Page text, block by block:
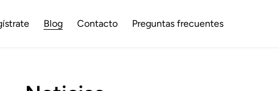
Blog Contacto Preguntas frecuentes